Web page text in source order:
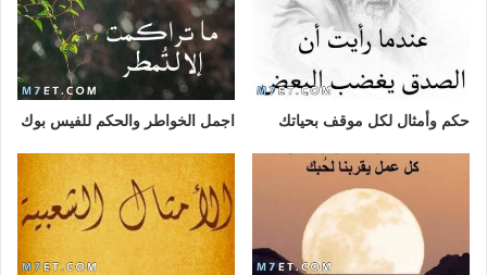
حكم وأمثال لكل موقف بحياتك اجمل الخواطر والحكم للفيس بوك